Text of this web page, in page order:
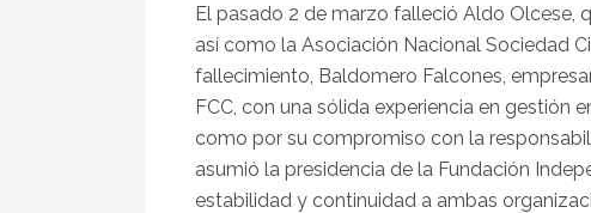
El pasado 2 de marzo falleció Aldo Olcese,
así como la Asociación Nacional Sociedad
fallecimiento, Baldomero Falcones,
FCC, con una sólida experiencia en gestión
como por su compromiso con la
asumió la presidencia de la Fundación
estabilidad y continuidad a ambas